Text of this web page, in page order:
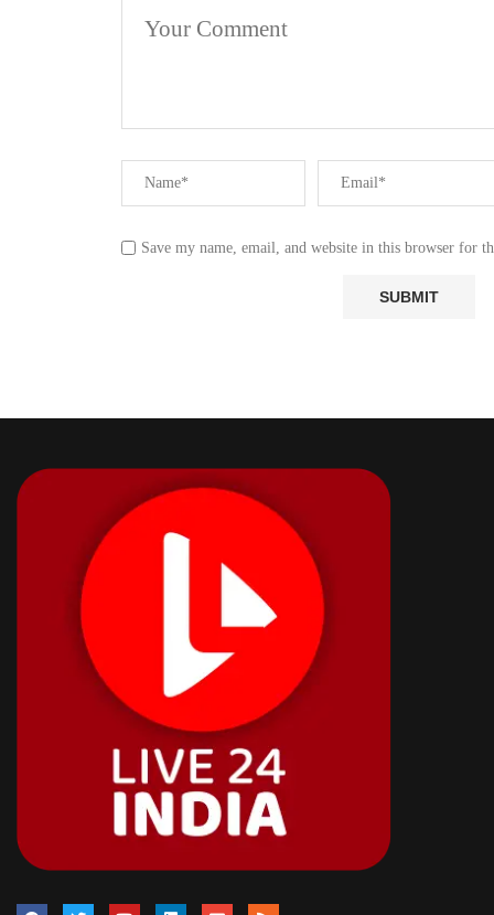
Save my name, email, and website in this browser for